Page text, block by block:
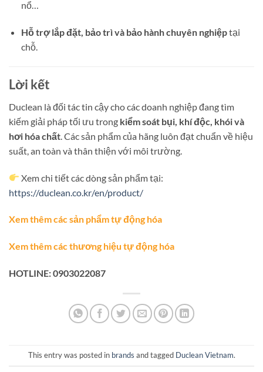
nổ…
Hỗ trợ lắp đặt, bảo trì và bảo hành chuyên nghiệptại
chỗ.
Lời kết
Duclean là đối tác tin cậy cho các doanh nghiệp đang tìm
kiếm giải pháp tối ưu trong kiểm soát bụi, khí độc, khói và
hơi hóa chất . Các sản phẩm của hãng luôn đạt chuẩn về hiệu
suất, an toàn và thân thiện với môi trường.
Xem chi tiết các dòng sản phẩm tại:
https://duclean.co.kr/en/product/
Xem thêm các sản phẩm tự động hóa
Xem thêm các thương hiệu tự động hóa
HOTLINE: 0903022087
This entry was posted in brands and tagged Duclean Vietnam.